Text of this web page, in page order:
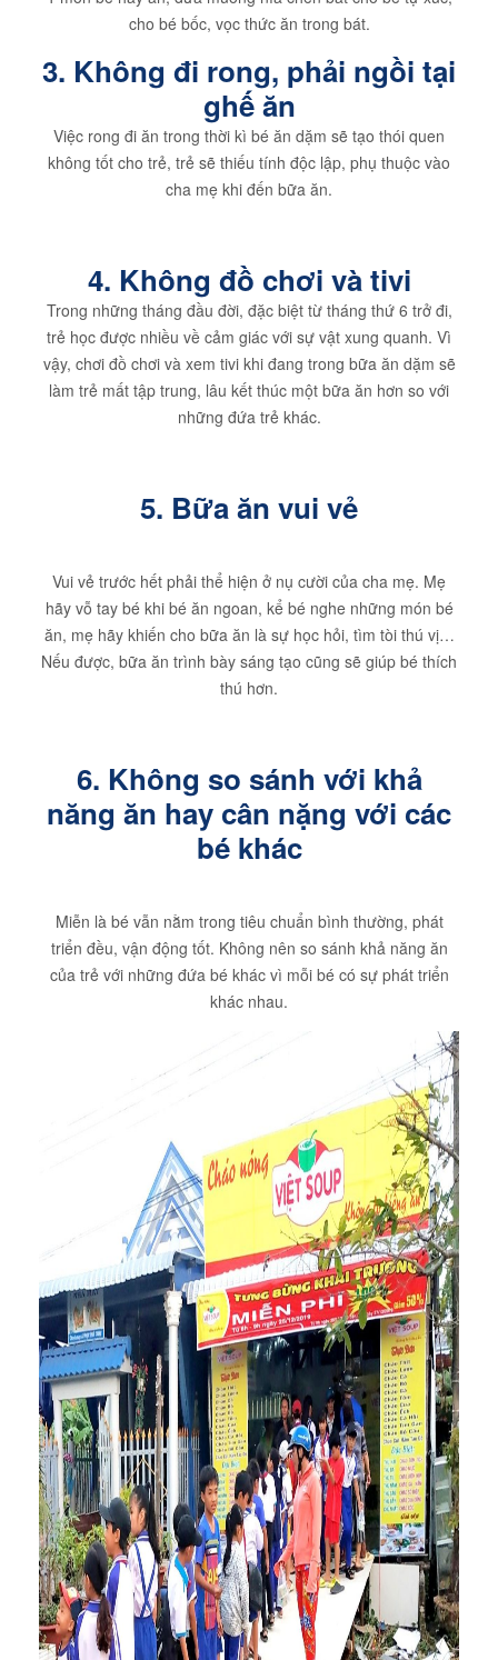
cho bé bốc, vọc thức ăn trong bát.
3. Không đi rong, phải ngồi tại
ghế ăn
Việc rong đi ăn trong thời kì bé ăn dặm sẽ tạo thói quen
không tốt cho trẻ, trẻ sẽ thiếu tính độc lập, phụ thuộc vào
cha mẹ khi đến bữa ăn.
4. Không đồ chơi và tivi
Trong những tháng đầu đời, đặc biệt từ tháng thứ 6 trở đi,
trẻ học được nhiều về cảm giác với sự vật xung quanh. Vì
vậy, chơi đồ chơi và xem tivi khi đang trong bữa ăn dặm sẽ
làm trẻ mất tập trung, lâu kết thúc một bữa ăn hơn so với
những đứa trẻ khác.
5. Bữa ăn vui vẻ
Vui vẻ trước hết phải thể hiện ở nụ cười của cha mẹ. Mẹ
hãy vỗ tay bé khi bé ăn ngoan, kể bé nghe những món bé
ăn, mẹ hãy khiến cho bữa ăn là sự học hỏi, tìm tòi thú vị…
Nếu được, bữa ăn trình bày sáng tạo cũng sẽ giúp bé thích
thú hơn.
6. Không so sánh với khả
năng ăn hay cân nặng với các
bé khác
Miễn là bé vẫn nằm trong tiêu chuẩn bình thường, phát
triển đều, vận động tốt. Không nên so sánh khả năng ăn
của trẻ với những đứa bé khác vì mỗi bé có sự phát triển
khác nhau.